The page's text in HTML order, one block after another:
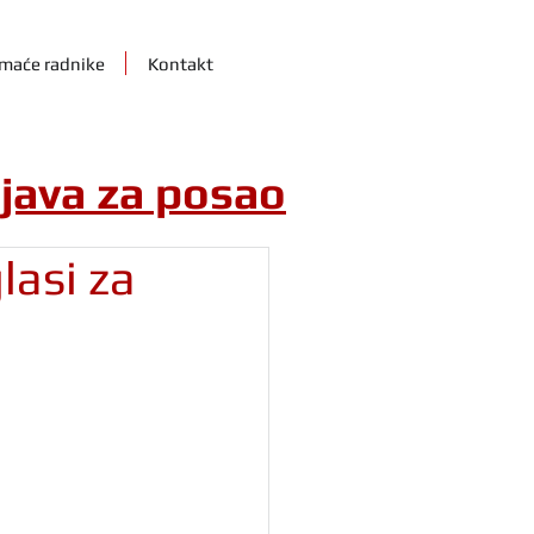
radnike Kontakt
za
za posao